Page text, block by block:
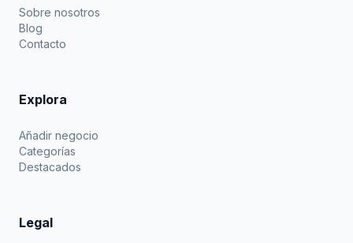
Sobre nosotros
Blog
Contacto
Explora
Añadir negocio
Categorías
Destacados
Legal